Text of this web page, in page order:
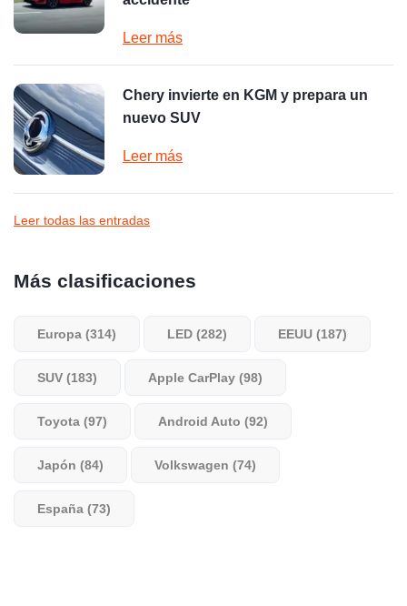
Leer más
Chery invierte en KGM y prepara un
nuevo SUV
Leer más
Leer todas las entradas
Más clasificaciones
Europa (314) LED (282) EEUU (187)
SUV (183) Apple CarPlay (98)
Toyota (97) Android Auto (92)
Japón (84) Volkswagen (74)
España (73)